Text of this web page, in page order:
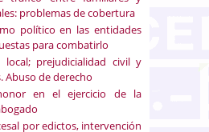
problemas de cobertura
político en las entidades
para combatirlo
local; prejudicialidad civil y
Abuso de derecho
en el ejercicio de la
por edictos, intervención